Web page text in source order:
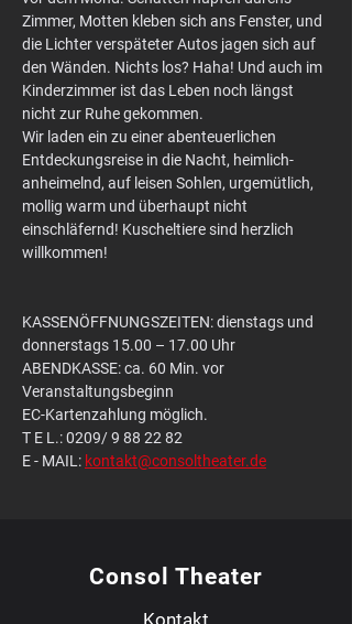
Zimmer, Motten kleben sich ans Fenster, und
die Lichter verspäteter Autos jagen sich auf
den Wänden. Nichts los? Haha! Und auch im
Kinderzimmer ist das Leben noch längst
nicht zur Ruhe gekommen.
​Wir laden ein zu einer abenteuerlichen
Entdeckungsreise in die Nacht, heimlich-
anheimelnd, auf leisen Sohlen, urgemütlich,
mollig warm und überhaupt nicht
einschläfernd! Kuscheltiere sind herzlich
willkommen!
KASSENÖFFNUNGSZEITEN: dienstags und
donnerstags 15.00 – 17.00 Uhr
ABENDKASSE: ca. 60 Min. vor
Veranstaltungsbeginn
EC-Kartenzahlung möglich.
T E L.: 0209/ 9 88 22 82
E - MAIL: kontakt@consoltheater.de
Consol Theater
Kontakt